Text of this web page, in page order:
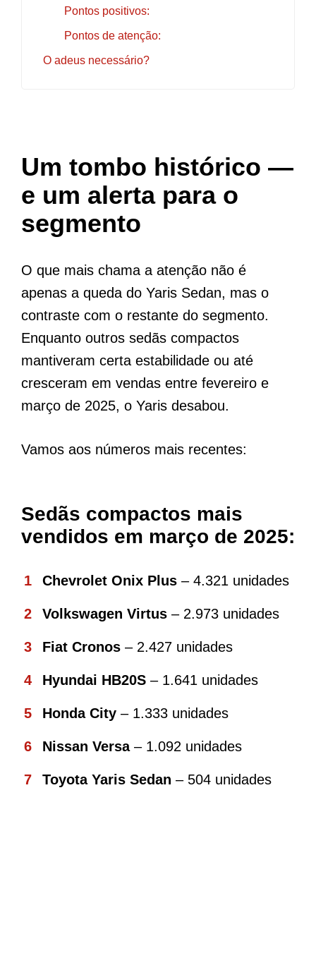
Pontos positivos:
Pontos de atenção:
O adeus necessário?
Um tombo histórico —
e um alerta para o
segmento
O que mais chama a atenção não é
apenas a queda do Yaris Sedan, mas o
contraste com o restante do segmento.
Enquanto outros sedãs compactos
mantiveram certa estabilidade ou até
cresceram em vendas entre fevereiro e
março de 2025, o Yaris desabou.
Vamos aos números mais recentes:
Sedãs compactos mais
vendidos em março de 2025:
Chevrolet Onix Plus – 4.321 unidades
Volkswagen Virtus – 2.973 unidades
Fiat Cronos – 2.427 unidades
Hyundai HB20S – 1.641 unidades
Honda City – 1.333 unidades
Nissan Versa– 1.092 unidades
Toyota Yaris Sedan – 504 unidades